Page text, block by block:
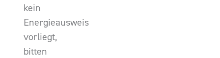
kein
Energieausweis
vorliegt,
bitten